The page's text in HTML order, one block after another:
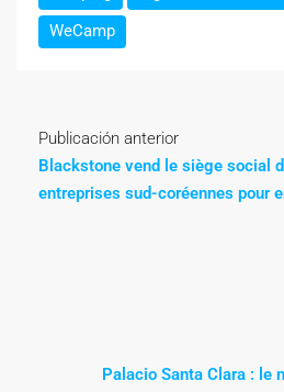
WeCamp
Publicación anterior
Blackstone vend le siège social
entreprises sud-coréennes pour
Palacio Santa Clara : le